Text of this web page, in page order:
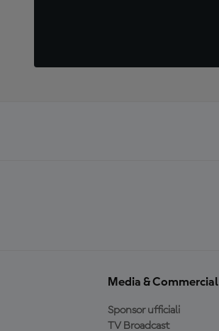
Media & Commercial
Sponsor ufficiali
TV Broadcast